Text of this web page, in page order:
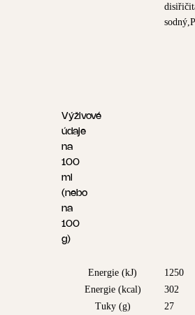
Výživové
údaje
na
100
ml
(nebo
na
100
g)
Energie (kJ)
1250
Energie (kcal)
302
Tuky (g)
27